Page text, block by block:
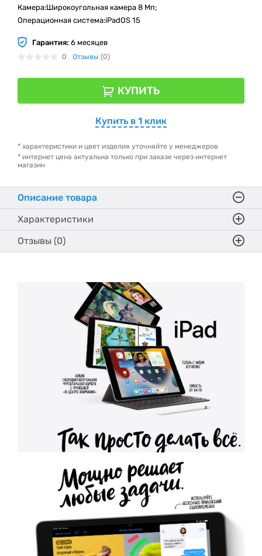
Камера:Широкоугольная камера 8 Мп;
Операционная система:iPadOS 15
Гарантия: 6 месяцев
0 Отзывы (0)
КУПИТЬ
Купить в 1 клик
* характеристики и цвет изделия уточняйте у менеджеров
* интернет цена актуальна только при заказе через интернет
магазин
Описание товара
Характеристики
Отзывы (0)